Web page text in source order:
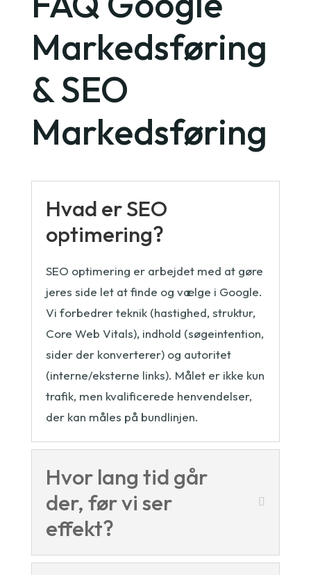
Markedsføring
& SEO
Markedsføring
Hvad er SEO
optimering?
SEO optimering er arbejdet med at gøre
jeres side let at finde og vælge i Google.
Vi forbedrer teknik (hastighed, struktur,
Core Web Vitals), indhold (søgeintention,
sider der konverterer) og autoritet
(interne/eksterne links). Målet er ikke kun
trafik, men kvalificerede henvendelser,
der kan måles på bundlinjen.
Hvor lang tid går
der, før vi ser
effekt?